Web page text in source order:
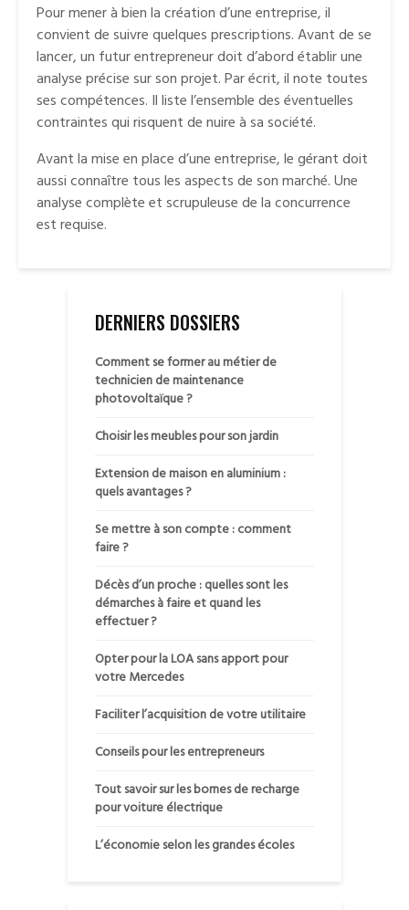
Pour mener à bien la création d’une entreprise, il
convient de suivre quelques prescriptions. Avant de se
lancer, un futur entrepreneur doit d’abord établir une
analyse précise sur son projet. Par écrit, il note toutes
ses compétences. Il liste l’ensemble des éventuelles
contraintes qui risquent de nuire à sa société.
Avant la mise en place d’une entreprise, le gérant doit
aussi connaître tous les aspects de son marché. Une
analyse complète et scrupuleuse de la concurrence
est requise.
DERNIERS DOSSIERS
Comment se former au métier de
technicien de maintenance
photovoltaïque ?
Choisir les meubles pour son jardin
Extension de maison en aluminium :
quels avantages ?
Se mettre à son compte : comment
faire ?
Décès d’un proche : quelles sont les
démarches à faire et quand les
effectuer ?
Opter pour la LOA sans apport pour
votre Mercedes
Faciliter l’acquisition de votre utilitaire
Conseils pour les entrepreneurs
Tout savoir sur les bornes de recharge
pour voiture électrique
L’économie selon les grandes écoles